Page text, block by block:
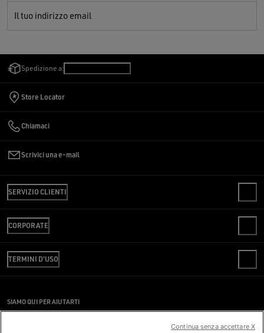
Il tuo indirizzo email
Spedizione a:
Store Locator
Chiamaci
Scrivici una e-mail
SERVIZIO CLIENTI
FAQ
VERIFICA IL TUO ORDINE
SPEDIZIONI
RESI
GUIDA ALLE TAGLIE
CORPORATE
CODICE ETICO
SOSTENIBILITÀ
PRESS OFFICE
TERMINI D'USO
PRIVACY POLICY
SIAMO QUI PER AIUTARTI
Continua senza accettare X